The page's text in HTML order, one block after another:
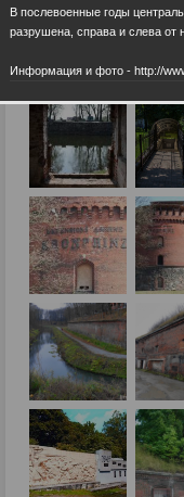
В послевоенные годы
разрушена, справа и слева от
Информация и фото - http://